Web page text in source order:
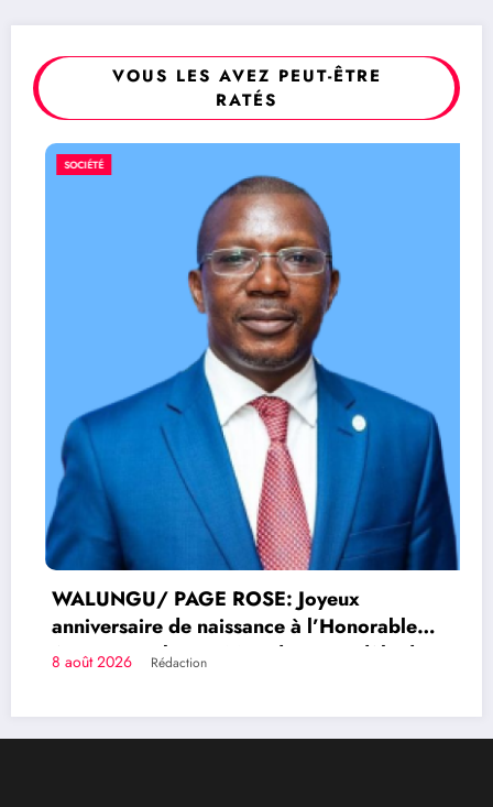
VOUS LES AVEZ PEUT-ÊTRE
RATÉS
SOCIÉTÉ
WALUNGU/ PAGE ROSE: Joyeux
anniversaire de naissance à l’Honorable
Amato Bayubasire Mirindi, un modèle de
8 août 2026 Rédaction